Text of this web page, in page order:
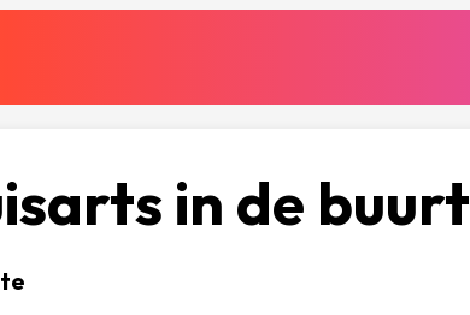
in de buurt